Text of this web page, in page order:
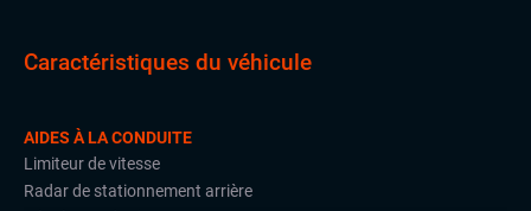
Caractéristiques du véhicule
AIDES À LA CONDUITE
Limiteur de vitesse
Radar de stationnement arrière